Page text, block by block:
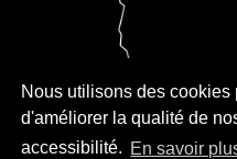
Nous utilisons des cookies
d'améliorer la qualité de
accessibilité. En savoir
PLAN DU SITE